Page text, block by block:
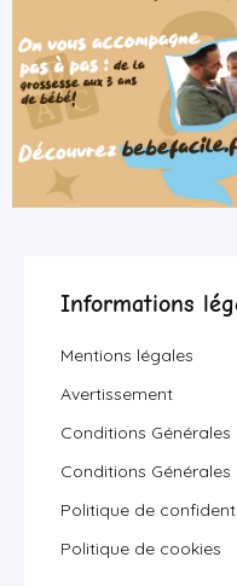
Informations
Mentions légales
Avertissement
Conditions Générales
Conditions
Politique de
Politique de cookies